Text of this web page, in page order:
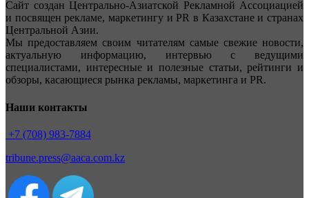
Сайт создан Центрально-Азиатской Рекламной Ассоциацией
и посвящен рекламе, маркетингу и PR в Казахстане и странах
Центральной Азии.
Мы предоставляем своим читателям самые свежие новости,
актуальную информацию, интервью с ведущими
специалистами, интересные и полезные статьи, рейтинги и
обзоры, касающиеся рынка рекламы, маркетинга и PR.
Наши контакты
+7 (708) 983-7884
tribune.press@aaca.com.kz